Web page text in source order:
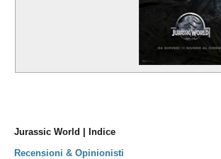
Jurassic World | Indice
Recensioni & Opinionisti